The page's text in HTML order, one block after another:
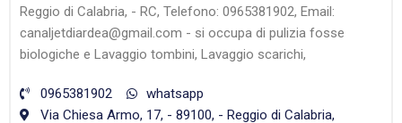
Reggio di Calabria, - RC, Telefono: 0965381902, Email:
canaljetdiardea@gmail.com - si occupa di pulizia fosse
biologiche e Lavaggio tombini, Lavaggio scarichi,
0965381902
whatsapp
Via Chiesa Armo, 17, - 89100, - Reggio di Calabria,